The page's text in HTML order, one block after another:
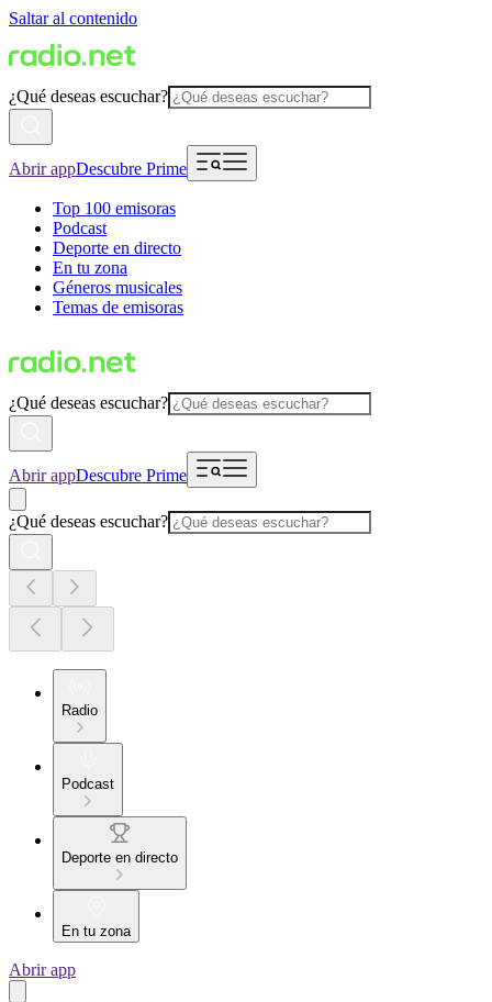
Saltar al contenido
¿Qué deseas escuchar?
Abrir appDescubre Prime
Top 100 emisoras
Podcast
Deporte en directo
En tu zona
Géneros musicales
Temas de emisoras
¿Qué deseas escuchar?
Abrir appDescubre Prime
¿Qué deseas escuchar?
Radio
Podcast
Deporte en directo
En tu zona
Abrir app